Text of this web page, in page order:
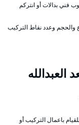
فني بدالات أو انتركم
والحجم وعدد نقاط التركيب
باعمال التركيب أو